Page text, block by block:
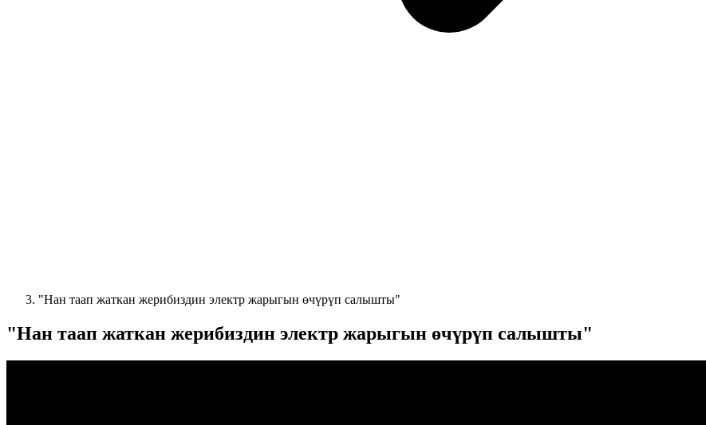
"Нан таап жаткан жерибиздин электр жарыгын өчүрүп салышты"
"Нан таап жаткан жерибиздин электр жарыгын өчүрүп салышты"